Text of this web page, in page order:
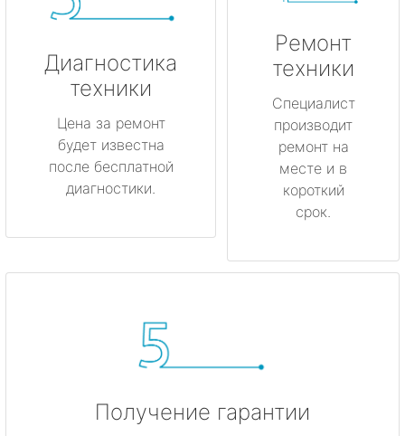
Диагностика
техники
Цена за ремонт
будет известна
после бесплатной
диагностики.
Ремонт
техники
Специалист
производит
ремонт на
месте и в
короткий
срок.
Получение гарантии